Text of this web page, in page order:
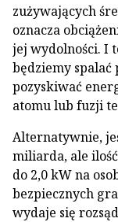
zużywających
oznacza
jej wydolności. I
będziemy spalać
pozyskiwać
atomu lub fuzji
Alternatywnie,
miliarda, ale
do 2,0 kW na
bezpiecznych
wydaje się